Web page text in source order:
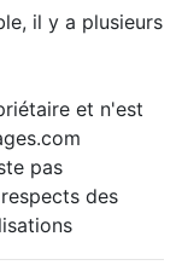
il y a plusieurs
et n'est
pas
des